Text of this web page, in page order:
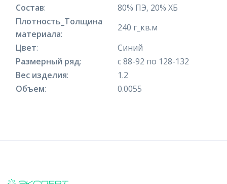
Состав:
80% ПЭ, 20% ХБ
Плотность_Толщина
материала:
240 г_кв.м
Цвет:
Синий
Размерный ряд:
с 88-92 по 128-132
Вес изделия:
1.2
Объем: 0.0055